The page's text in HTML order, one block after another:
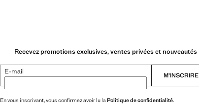
Recevez promotions exclusives, ventes privées et nouveautés
E-mail M’INSCRIRE
En vous inscrivant, vous confirmez avoir lu laPolitique de confidentialité.